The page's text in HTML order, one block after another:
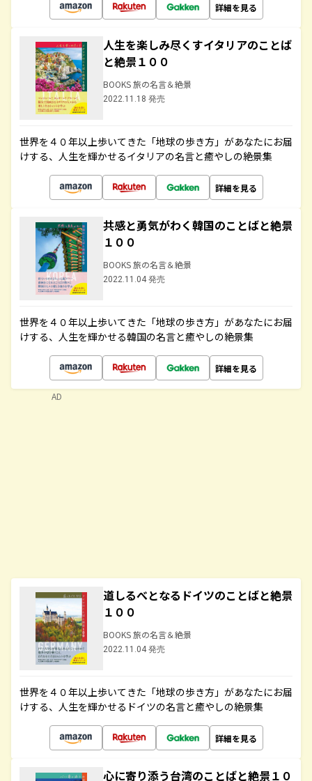
詳細を見る
人生を楽しみ尽くすイタリアのことば
と絶景１００
BOOKS 旅の名言＆絶景
2022.11.18 発売
世界を４０年以上歩いてきた「地球の歩き方」があなたにお届
けする、人生を輝かせるイタリアの名言と癒やしの絶景集
詳細を見る
共感と勇気がわく韓国のことばと絶景
１００
BOOKS 旅の名言＆絶景
2022.11.04 発売
世界を４０年以上歩いてきた「地球の歩き方」があなたにお届
けする、人生を輝かせる韓国の名言と癒やしの絶景集
詳細を見る
道しるべとなるドイツのことばと絶景
１００
BOOKS 旅の名言＆絶景
2022.11.04 発売
世界を４０年以上歩いてきた「地球の歩き方」があなたにお届
けする、人生を輝かせるドイツの名言と癒やしの絶景集
詳細を見る
心に寄り添う台湾のことばと絶景１０
AD